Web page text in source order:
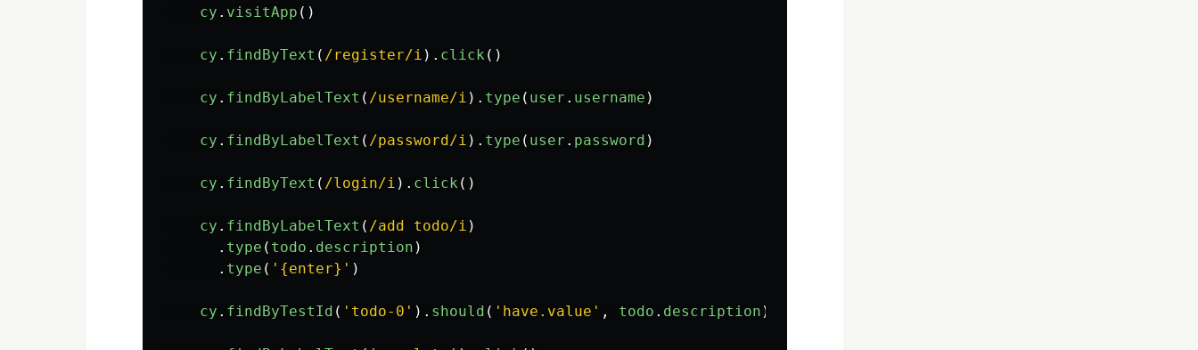
cy . visitApp ()
cy . findByText ( /register/i ). click ()
cy . findByLabelText ( /username/i ). type ( user . username )
cy . findByLabelText ( /password/i ). type ( user . password )
cy . findByText ( /login/i ). click ()
cy . findByLabelText ( /add todo/i )
. type ( todo . description )
. type ( ' {enter} ' )
cy . findByTestId ( ' todo-0 ' ). should ( ' have.value ' , todo . description )